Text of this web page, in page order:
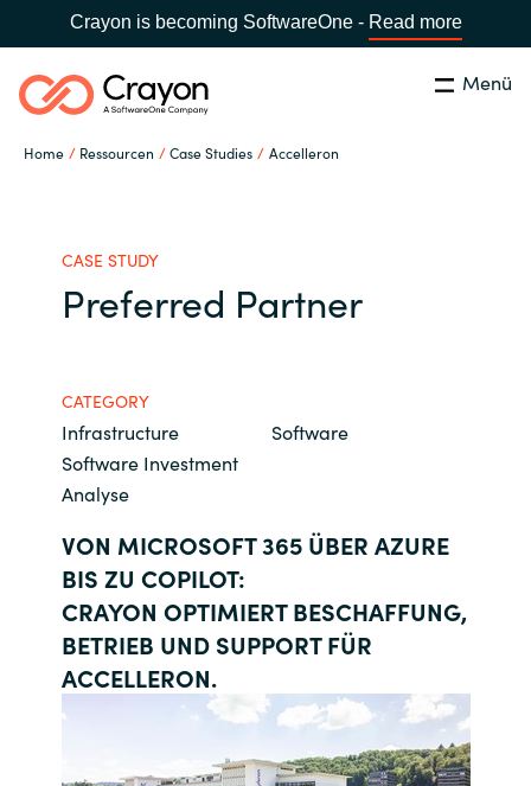
Crayon is becoming SoftwareOne - Read more
Menü
Home Ressourcen Case Studies Accelleron
Global site
Australia
Czechia
Suchen Schliessen
Software Partner
Ressourcen
Über uns
Kontakt
Karriere
CASE STUDY
Preferred Partner
CATEGORY
Infrastructure
Software
Software Investment
Analyse
VON MICROSOFT 365 ÜBER AZURE
BIS ZU COPILOT:
CRAYON OPTIMIERT BESCHAFFUNG,
BETRIEB UND SUPPORT FÜR
ACCELLERON.